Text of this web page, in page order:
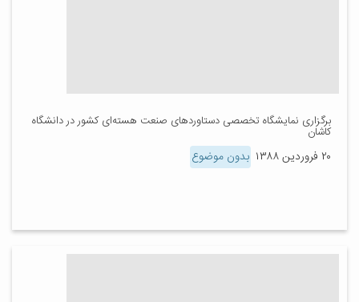
برگزاری نمايشگاه تخصصی دستاوردهای صنعت هسته‌ای كشور در دانشگاه
کاشان
۲۰ فروردین ۱۳۸۸ بدون موضوع